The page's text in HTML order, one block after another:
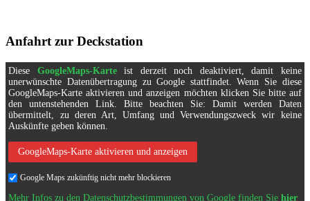
Anfahrt zur Deckstation
Diese GoogleMaps-Karteist derzeit noch deaktiviert, damit keine
unerwünschte Datenübertragung zu Google stattfindet. Wenn Sie diese
GoogleMaps-Karte aktivieren und anzeigen möchten klicken Sie bitte auf
den untenstehenden Link. Bitte beachten Sie: Damit werden Daten
übermittelt, zu deren Art, Umfang und Verwendungszweck wir keine
Auskünfte geben können.
GoogleMaps-Karte aktivieren und anzeigen
Google Maps zukünftig nicht mehr blockieren
Mehr Infos zu den Datenschutzbestimmungen von Google finden Siehier